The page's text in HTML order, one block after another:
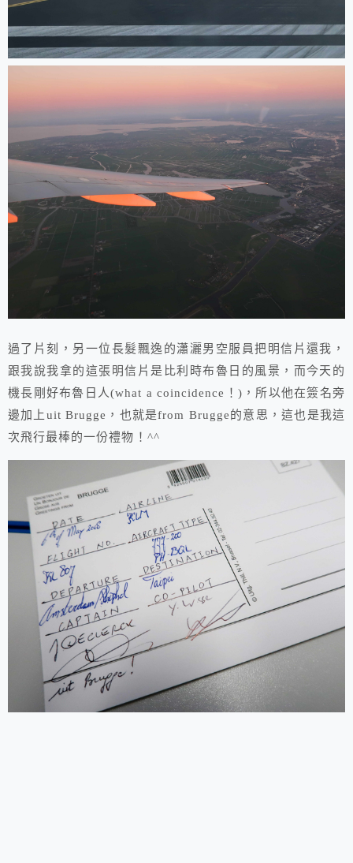
過了片刻，另一位長髮飄逸的瀟灑男空服員把明信片還我，
跟我說我拿的這張明信片是比利時布魯日的風景，而今天的
機長剛好布魯日人(what a coincidence！)，所以他在簽名旁
邊加上uit Brugge，也就是from Brugge的意思，這也是我這
次飛行最棒的一份禮物！^^